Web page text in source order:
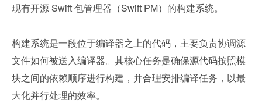
现有开源 Swift 包管理器（Swift PM）的构建系统。
构建系统是一段位于编译器之上的代码，主要负责协调源
文件如何被送入编译器。其核心任务是确保源代码按照模
块之间的依赖顺序进行构建，并合理安排编译任务，以最
大化并行处理的效率。